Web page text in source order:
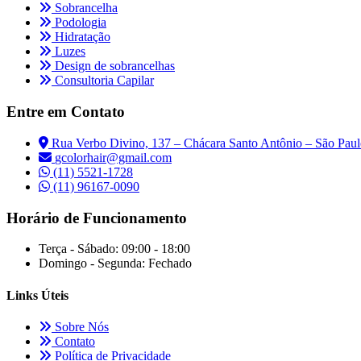
Sobrancelha
Podologia
Hidratação
Luzes
Design de sobrancelhas
Consultoria Capilar
Entre em Contato
Rua Verbo Divino, 137 – Chácara Santo Antônio – São
gcolorhair@gmail.com
(11) 5521-1728
(11) 96167-0090
Horário de Funcionamento
Terça - Sábado: 09:00 - 18:00
Domingo - Segunda: Fechado
Links Úteis
Sobre Nós
Contato
Política de Privacidade